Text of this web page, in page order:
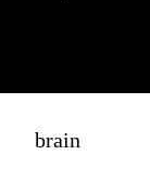
brain